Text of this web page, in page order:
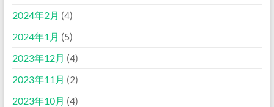
2024年2月 (4)
2024年1月 (5)
2023年12月 (4)
2023年11月 (2)
2023年10月 (4)